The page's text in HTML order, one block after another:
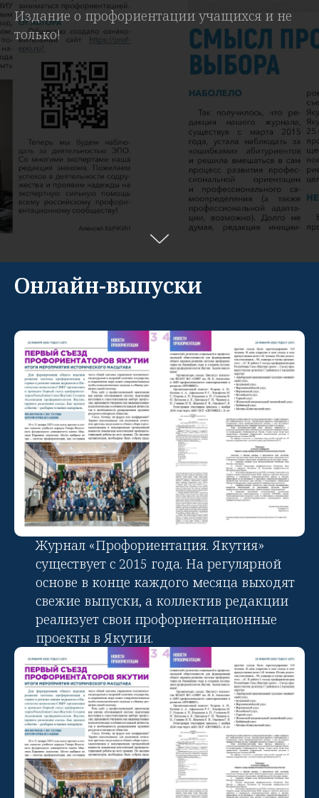
Издание о профориентации учащихся и не
только!
Онлайн-выпуски
Журнал «Профориентация. Якутия»
существует с 2015 года. На регулярной
основе в конце каждого месяца выходят
свежие выпуски, а коллектив редакции
реализует свои профориентационные
проекты в Якутии.